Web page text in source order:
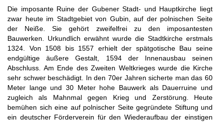
Die imposante Ruine der Gubener Stadt- und Hauptkirche liegt
zwar heute im Stadtgebiet von Gubin, auf der polnischen Seite
der Neiße. Sie gehört zweifelfrei zu den imposantesten
Bauwerken. Urkundlich erwähnt wurde die Stadtkirche erstmals
1324. Von 1508 bis 1557 erhielt der spätgotische Bau seine
endgültige äußere Gestalt, 1594 der Innenausbau seinen
Abschluss. Am Ende des Zweiten Weltkrieges wurde die Kirche
sehr schwer beschädigt. In den 70er Jahren sicherte man das 60
Meter lange und 30 Meter hohe Bauwerk als Dauerruine und
zugleich als Mahnmal gegen Krieg und Zerstörung. Heute
bemühen sich eine auf polnischer Seite gegründete Stiftung und
ein deutscher Förderverein für den Wiederaufbau der einstigen